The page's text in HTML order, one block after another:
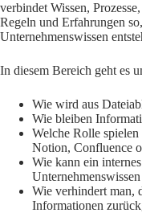
verbindet Wissen,
Regeln und Erfahrungen
Unternehmenswissen
In diesem Bereich geht es
Wie wird aus
Wie bleiben
Welche Rolle spielen
Notion, Confluence
Wie kann ein
Wie verhindert man,
Informationen